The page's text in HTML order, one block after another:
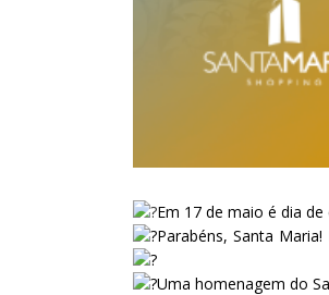
Em 17 de maio é dia
Parabéns, Santa
Uma homenagem do